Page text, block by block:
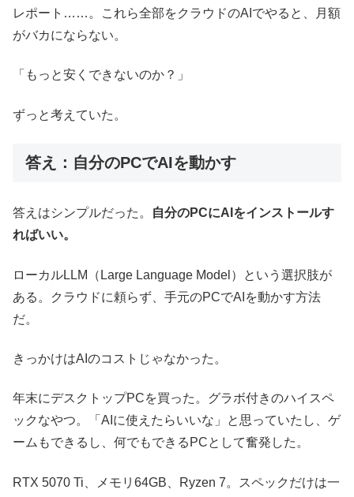
レポート……。これら全部をクラウドのAIでやると、月額
がバカにならない。
「もっと安くできないのか？」
ずっと考えていた。
答え：自分のPCでAIを動かす
答えはシンプルだった。
自分のPCにAIをインストールす
ればいい。
ローカルLLM（Large Language Model）という選択肢が
ある。クラウドに頼らず、手元のPCでAIを動かす方法
だ。
きっかけはAIのコストじゃなかった。
年末にデスクトップPCを買った。グラボ付きのハイスペ
ックなやつ。「AIに使えたらいいな」と思っていたし、ゲ
ームもできるし、何でもできるPCとして奮発した。
RTX 5070 Ti、メモリ64GB、Ryzen 7。スペックだけは一